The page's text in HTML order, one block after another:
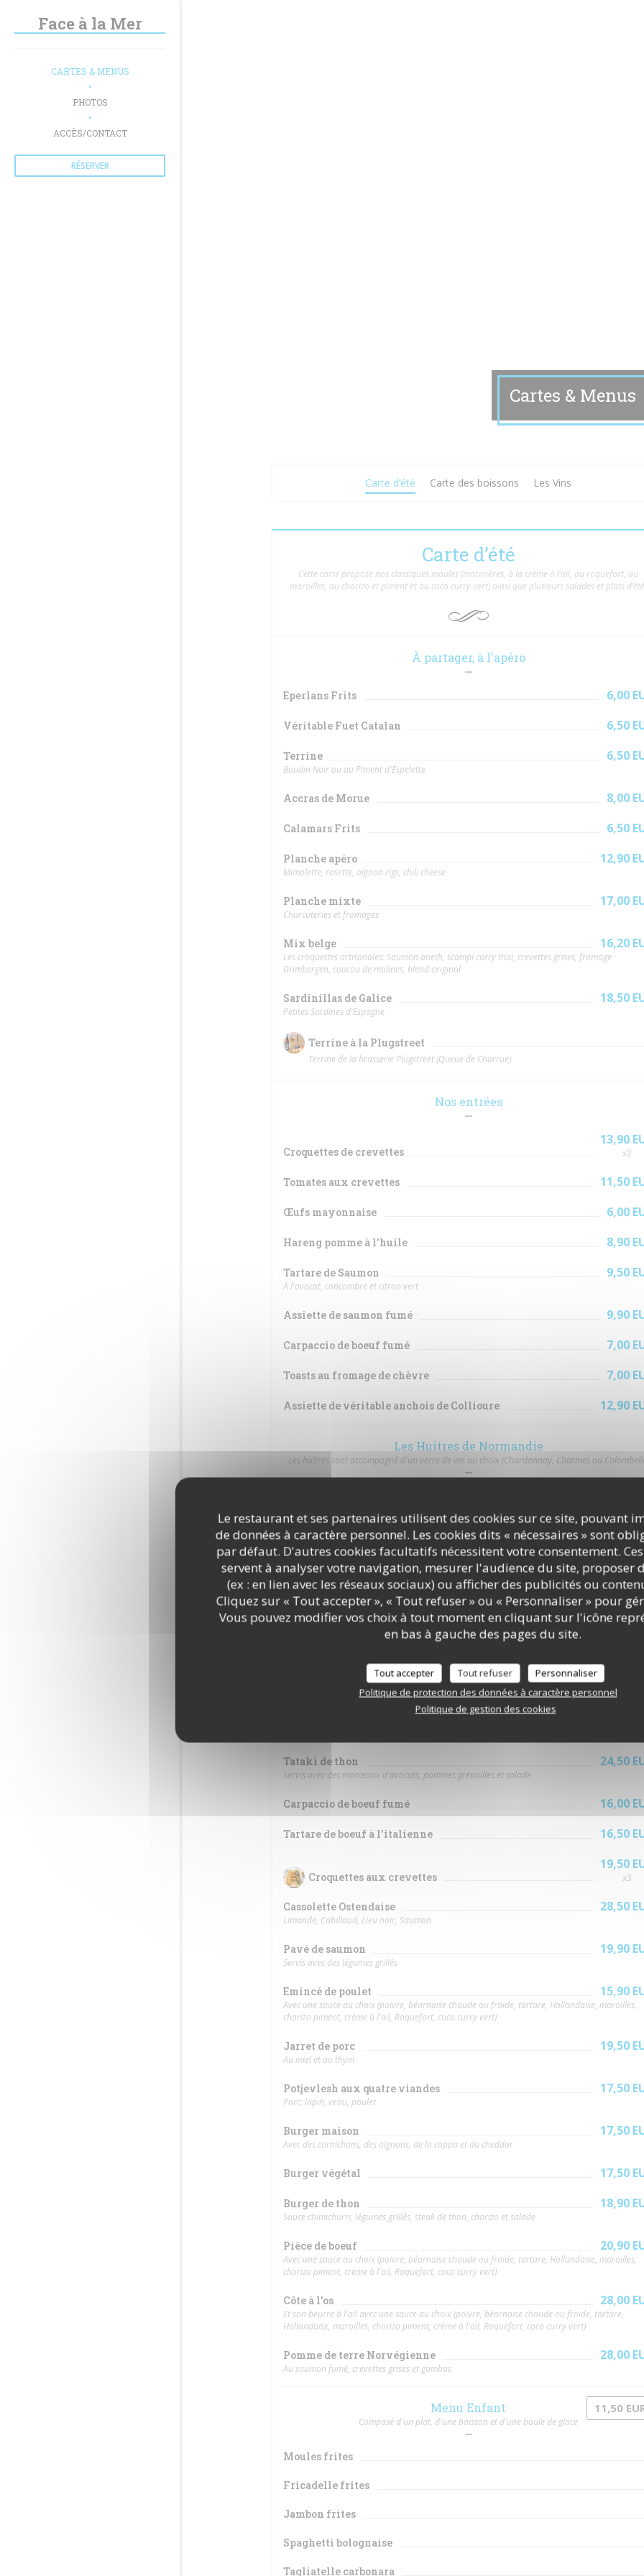
Le restaurant et ses partenaires utilisent des cookies sur ce site, pouvant
de données à caractère personnel. Les cookies dits « nécessaires » sont
par défaut. D'autres cookies facultatifs nécessitent votre consentement.
servent à analyser votre navigation, mesurer l'audience du site, proposer
(ex : en lien avec les réseaux sociaux) ou afficher des publicités ou
Cliquez sur « Tout accepter », « Tout refuser » ou « Personnaliser » pour
Vous pouvez modifier vos choix à tout moment en cliquant sur l'icône
en bas à gauche des pages du site.
Tout accepter Tout refuser
Personnaliser
Politique de protection des données à caractère personnel
Politique de gestion des cookies
Face à la Mer
CARTES & MENUS
PHOTOS
ACCÈS/CONTACT
RÉSERVER
Cartes & Menus
Carte d’été Carte des boissons Les Vins
Carte d’été
Cette carte propose nos classiques moules (marinières, à la crème à l’ail, au roquefort, au
maroilles, au chorizo et piment et au coco curry vert) ainsi que plusieurs salades et plats
À partager, à l'apéro
Eperlans Frits 6,00
Véritable Fuet Catalan 6,50
Terrine 6,50
Boudin Noir ou au Piment d'Espelette
Accras de Morue 8,00
Calamars Frits 6,50
Planche apéro 12,90
Mimolette, rosette, oignon rigs, chili cheese
Planche mixte 17,00
Charcuteries et fromages
Mix belge 16,20
Les croquettes artisanales: Saumon aneth, scampi curry thaï, crevettes grises, fromage
Grimbergen, coucou de malines, blend original
Sardinillas de Galice 18,50
Petites Sardines d'Espagne
Terrine à la Plugstreet
Terrine de la brasserie Plugstreet (Queue de Charrue)
Nos entrées
Croquettes de crevettes
13,90
x2
Tomates aux crevettes 11,50
Œufs mayonnaise 6,00
Hareng pomme à l'huile 8,90
Tartare de Saumon 9,50
À l'avocat, concombre et citron vert
Assiette de saumon fumé 9,90
Carpaccio de boeuf fumé 7,00
Toasts au fromage de chèvre 7,00
Assiette de véritable anchois de Collioure 12,90
Les Huitres de Normandie
Les huîtres sont accompagné d'un verre de vin au choix (Chardonnay, Charmes ou
Huîtres par 9
21,00
x9
Huîtres par 12
26,00
Nos plats
Assiette de saumon fumé
Avec une salade et toasts
Tataki de thon 24,50
Servis avec des morceaux d'avocats, pommes grenailles et salade
Carpaccio de boeuf fumé 16,00
Tartare de boeuf à l'italienne 16,50
Croquettes aux crevettes
19,50
x3
Cassolette Ostendaise 28,50
Limande, Cabillaud, Lieu noir, Saumon
Pavé de saumon 19,90
Servis avec des légumes grillés
Emincé de poulet 15,90
Avec une sauce au choix (poivre, béarnaise chaude ou froide, tartare, Hollandaise, maroilles,
chorizo piment, crème à l'ail, Roquefort, coco curry vert)
Jarret de porc 19,50
Au miel et au thym
Potjevlesh aux quatre viandes 17,50
Porc, lapin, veau, poulet
Burger maison 17,50
Avec des cornichons, des oignons, de la coppa et du cheddar
Burger végétal 17,50
Burger de thon 18,90
Sauce chimichurri, légumes grillés, steak de thon, chorizo et salade
Pièce de boeuf 20,90
Avec une sauce au choix (poivre, béarnaise chaude ou froide, tartare, Hollandaise, maroilles,
chorizo piment, crème à l'ail, Roquefort, coco curry vert)
Côte à l'os 28,00
Et son beurre à l'ail avec une sauce au choix (poivre, béarnaise chaude ou froide, tartare,
Hollandaise, maroilles, chorizo piment, crème à l'ail, Roquefort, coco curry vert)
Pomme de terre Norvégienne 28,00
Au saumon fumé, crevettes grises et gambas
Menu Enfant
Composé d'un plat, d'une boisson et d'une boule de glace
11,50
Moules frites
Fricadelle frites
Jambon frites
Spaghetti bolognaise
Tagliatelle carbonara